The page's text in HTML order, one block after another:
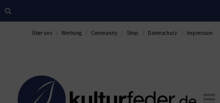
Über uns Werbung Community Shop Datenschutz Impressum